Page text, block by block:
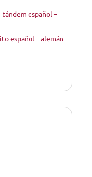
español –
español – alemán